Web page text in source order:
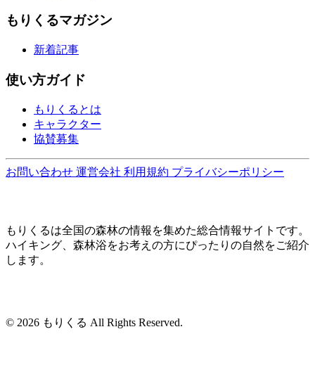
もりくるマガジン
新着記事
使い方ガイド
もりくるとは
キャラクター
協賛募集
お問い合わせ 運営会社 利用規約 プライバシーポリシー
もりくるは全国の森林の情報を集めた総合情報サイトです。
ハイキング、森林浴をお考えの方にぴったりの自然をご紹介
します。
© 2026 もりくる All Rights Reserved.